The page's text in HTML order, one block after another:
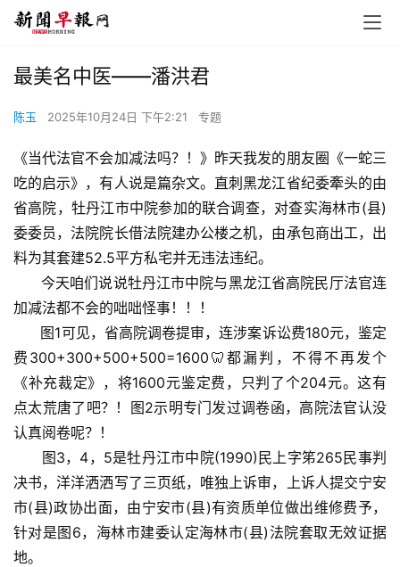
最美名中医——潘洪君
陈玉 2025年10月24日 下午2:21 专题
《当代法官不会加减法吗？！》昨天我发的朋友圈《一蛇三
吃的启示》，有人说是篇杂文。直刺黑龙江省纪委牽头的由
省高院，牡丹江市中院参加的联合调查，对查实海林市(县)
委委员，法院院长借法院建办公楼之机，由承包商出工，出
料为其套建52.5平方私宅并无违法违纪。
今天咱们说说牡丹江市中院与黑龙江省高院民厅法官连
加减法都不会的咄咄怪事！！！
图1可见，省高院调卷提审，连涉案诉讼费180元，鉴定
费300+300+500+500=1600🦷都漏判，不得不再发个
《补充裁定》，将1600元鉴定费，只判了个204元。这有
点太荒唐了吧？！图2示明专门发过调卷函，高院法官认没
认真阅卷呢？！
图3，4，5是牡丹江市中院(1990)民上字笫265民事判
决书，洋洋洒洒写了三页纸，唯独上诉审，上诉人提交宁安
市(县)政协出面，由宁安市(县)有资质单位做出维修费予，
针对是图6，海林市建委认定海林市(县)法院套取无效证据
地。